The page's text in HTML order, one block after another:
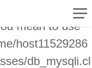
switch is eq
mean to use
host11529286
db_mysqli.cl